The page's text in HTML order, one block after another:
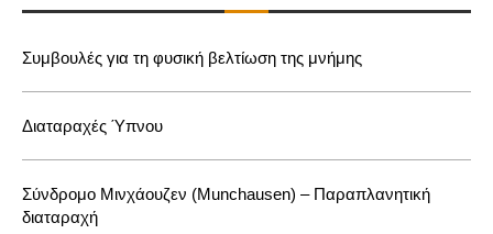
Συμβουλές για τη φυσική βελτίωση της μνήμης
Διαταραχές Ύπνου
Σύνδρομο Μινχάουζεν (Munchausen) – Παραπλανητική
διαταραχή